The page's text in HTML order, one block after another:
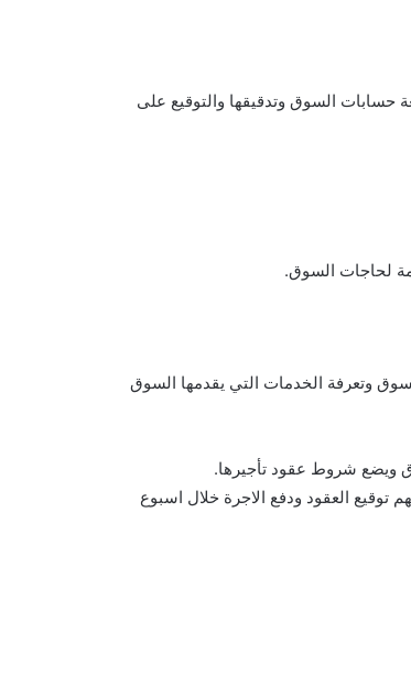
حسابات السوق وتدقيقها والتوقيع على
السوق وتعرفة الخدمات التي يقدمها السوق